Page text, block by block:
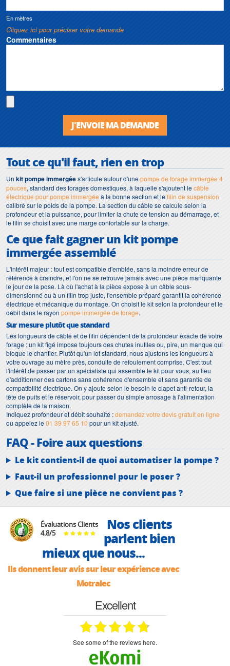
En mètres
Cliquez ici pour préciser votre demande
Commentaires
J'ENVOIE MA DEMANDE
Tout ce qu'il faut, rien en trop
Un kit pompe immergées'articule autour d'unepompe de forage immergée 4
pouces, standard des forages domestiques, à laquelle s'ajoutent lecâble
électrique pour pompe immergée à la bonne section et lefilin de suspension
calibré sur le poids de la pompe. La section du câble se calcule selon la
profondeur et la puissance, pour limiter la chute de tension au démarrage, et
le filin se choisit avec une marge confortable sur la charge.
Ce que fait gagner un kit pompe
immergée assemblé
L'intérêt majeur : tout est compatible d'emblée, sans la moindre erreur de
référence à craindre, et l'on ne se retrouve jamais avec une pièce manquante
le jour de la pose. Là où l'achat à la pièce expose à un câble sous-
dimensionné ou à un filin trop juste, l'ensemble préparé garantit la cohérence
électrique et mécanique du montage. On choisit le kit selon la profondeur et le
débit dans le rayon pompe immergée de forage.
Sur mesure plutôt que standard
Les longueurs de câble et de filin dépendent de la profondeur exacte de votre
forage : un kit figé impose toujours des chutes inutiles ou, pire, un manque qui
bloque le chantier. Plutôt qu'un lot standard, nous ajustons les longueurs à
votre ouvrage au mètre près, conduite de refoulement comprise. C'est tout
l'intérêt de passer par un spécialiste qui assemble le kit pour vous, au lieu
d'additionner des cartons sans cohérence d'ensemble et sans garantie de
compatibilité électrique. On y ajoute selon le besoin le clapet anti-retour, la
tête de puits et le réservoir, pour passer du simple arrosage à l'alimentation
complète de la maison.
Indiquez profondeur et débit souhaité :demandez votre devis gratuit en ligne
ou appelez le01 39 97 65 10 pour un kit ajusté.
FAQ - Foire aux questions
Le kit contient-il de quoi automatiser la pompe ?
Faut-il un professionnel pour le poser ?
Que faire si une pièce ne convient pas ?
Évaluations Clients
4.8/5
Nos clients
parlent bien
mieux que nous...
Ils donnent leur avis sur leur expérience avec
Motralec
Excellent
see some of the reviews here.